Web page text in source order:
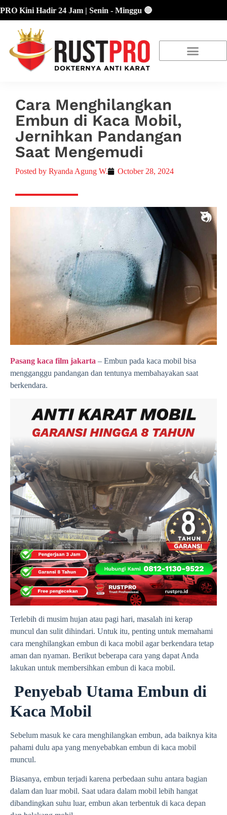
Kini Hadir 24 Jam | Senin - Minggu 🔴
Cara Menghilangkan
Embun di Kaca Mobil,
Jernihkan Pandangan
Saat Mengemudi
Posted by Ryanda Agung W. October 28, 2024
Pasang kaca film jakarta – Embun pada kaca mobil bisa
mengganggu pandangan dan tentunya membahayakan saat
berkendara.
Terlebih di musim hujan atau pagi hari, masalah ini kerap
muncul dan sulit dihindari. Untuk itu, penting untuk memahami
cara menghilangkan embun di kaca mobil agar berkendara tetap
aman dan nyaman. Berikut beberapa cara yang dapat Anda
lakukan untuk membersihkan embun di kaca mobil.
Penyebab Utama Embun di
Kaca Mobil
Sebelum masuk ke cara menghilangkan embun, ada baiknya kita
pahami dulu apa yang menyebabkan embun di kaca mobil
muncul.
Biasanya, embun terjadi karena perbedaan suhu antara bagian
dalam dan luar mobil. Saat udara dalam mobil lebih hangat
dibandingkan suhu luar, embun akan terbentuk di kaca depan